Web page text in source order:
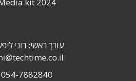
עורך ראשי: רוני
054-7882840